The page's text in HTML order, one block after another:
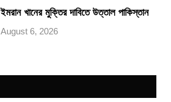
ইমরান খানের মুক্তির দাবিতে উত্তাল পাকিস্তান
August 6, 2026